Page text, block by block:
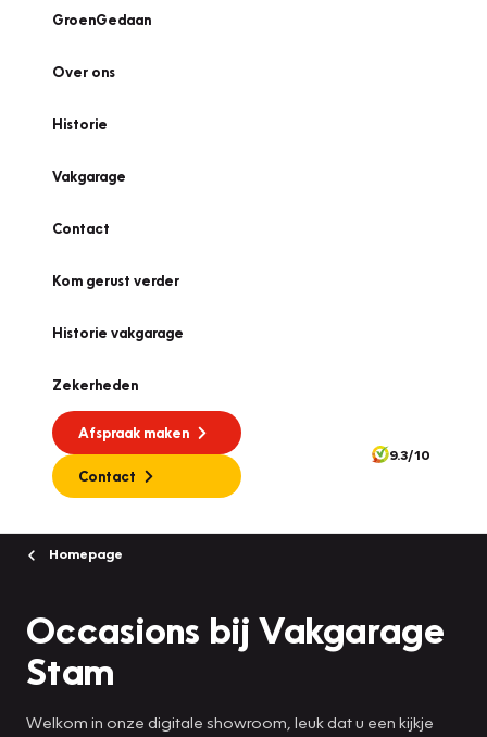
GroenGedaan
Over ons
Historie
Vakgarage
Contact
Kom gerust verder
Historie vakgarage
Zekerheden
Afspraak maken
Contact
9.3/10
Homepage
Occasions bij Vakgarage
Stam
Welkom in onze digitale showroom, leuk dat u een kijkje